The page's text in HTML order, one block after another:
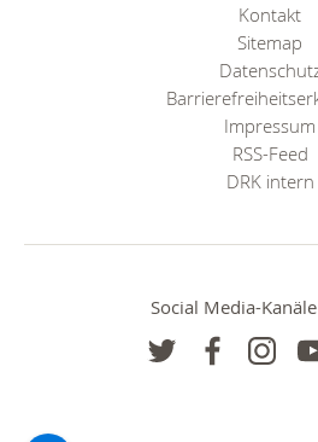
Kontakt
Sitemap
Impressum
RSS-Feed
DRK intern
Social Media-